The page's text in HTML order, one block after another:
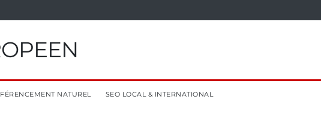
NATUREL SEO LOCAL & INTERNATIONAL